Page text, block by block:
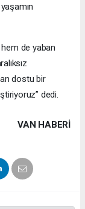
de yaban
dostu bir
dedi.
VAN HABERİ